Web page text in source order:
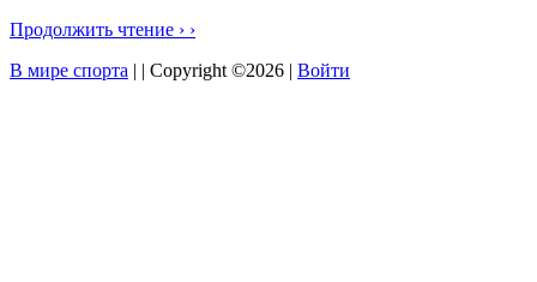
Продолжить чтение › ›
В мире спорта | | Copyright ©2026 | Войти